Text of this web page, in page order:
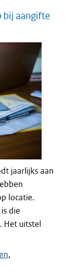
bij aangifte
jaarlijks aan
locatie.
die
uitstel